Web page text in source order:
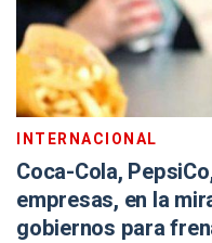
INTERNACIONAL
Coca-Cola,
empresas, en la
gobiernos para